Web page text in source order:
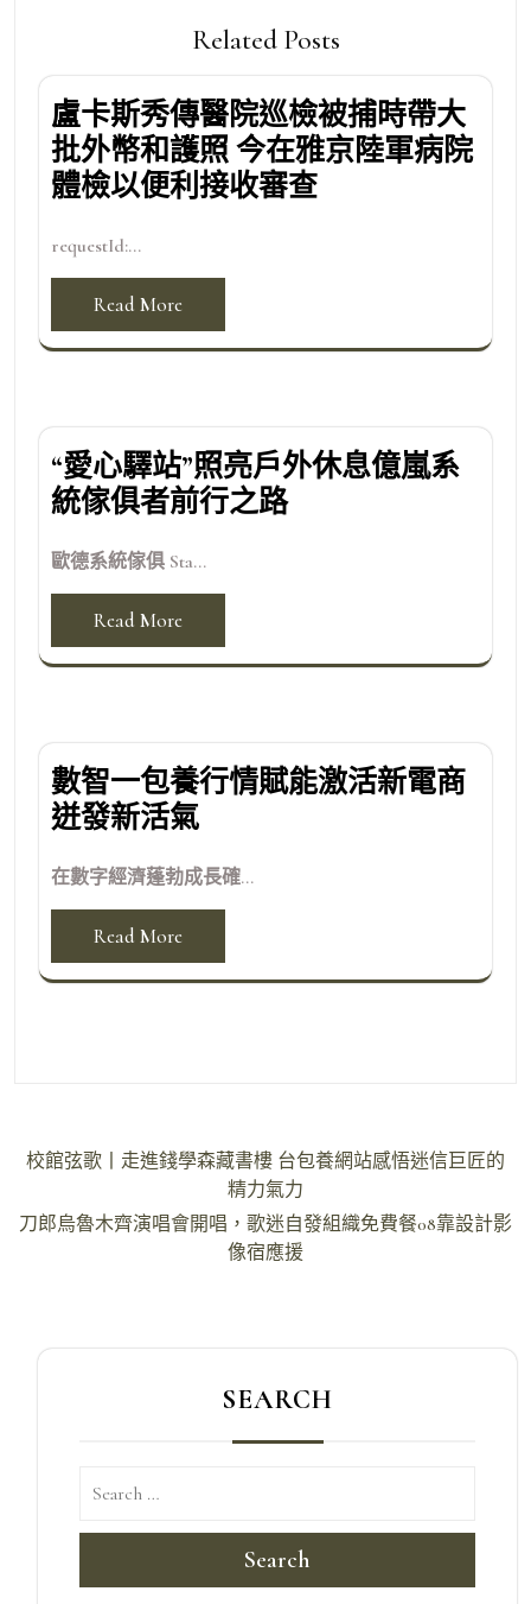
Related Posts
盧卡斯秀傳醫院巡檢被捕時帶大
批外幣和護照 今在雅京陸軍病院
體檢以便利接收審查
requestId:...
Read More
“愛心驛站”照亮戶外休息億嵐系
統傢俱者前行之路
歐德系統傢俱 Sta...
Read More
數智一包養行情賦能激活新電商
迸發新活氣
在數字經濟蓬勃成長確...
Read More
文
導
校館弦歌丨走進錢學森藏書樓 台包養網站感悟迷信巨匠的
精力氣力
刀郎烏魯木齊演唱會開唱，歌迷自發組織免費餐08靠設計影
像宿應援
SEARCH
Search